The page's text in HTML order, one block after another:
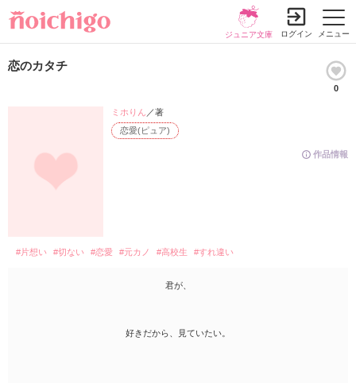
メニュー
ジュニア文庫 ログイン
恋のカタチ
0
作品情報
恋愛(ピュア)
ミホりん ／著
#片想い #切ない #恋愛 #元カノ #高校生 #すれ違い
君が、
好きだから、見ていたい。